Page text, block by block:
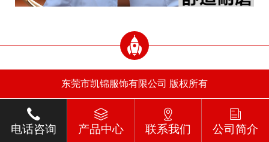
东莞市凯锦服饰有限公司 版权所有
电话咨询 产品中心 联系我们 公司简介